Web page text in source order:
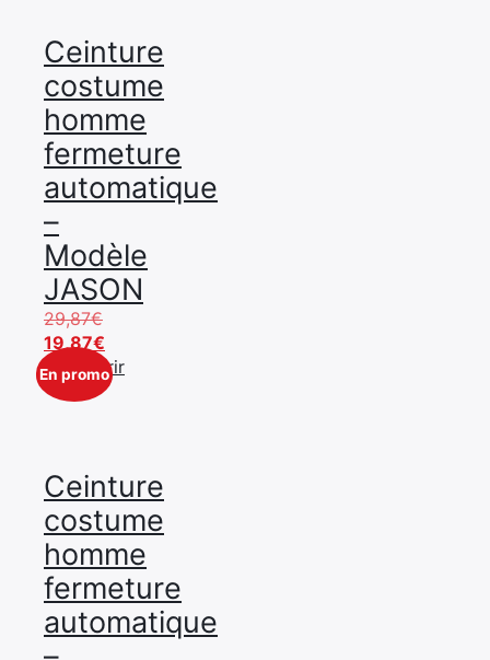
Ceinture
costume
homme
fermeture
automatique
–
Modèle
JASON
29,87€Le
prix
initial
était :
19,87€
prix
actuel
Découvrir
En promo
Ceinture
costume
homme
fermeture
automatique